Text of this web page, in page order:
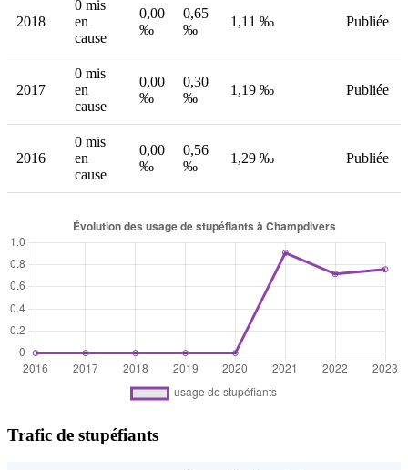
2018
0 mis
en
cause
0,00
‰
0,65
‰
1,11 ‰ Publiée
2017
0 mis
en
cause
0,00
‰
0,30
‰
1,19 ‰ Publiée
2016
0 mis
en
cause
0,00
‰
0,56
‰
1,29 ‰ Publiée
Trafic de stupéfiants